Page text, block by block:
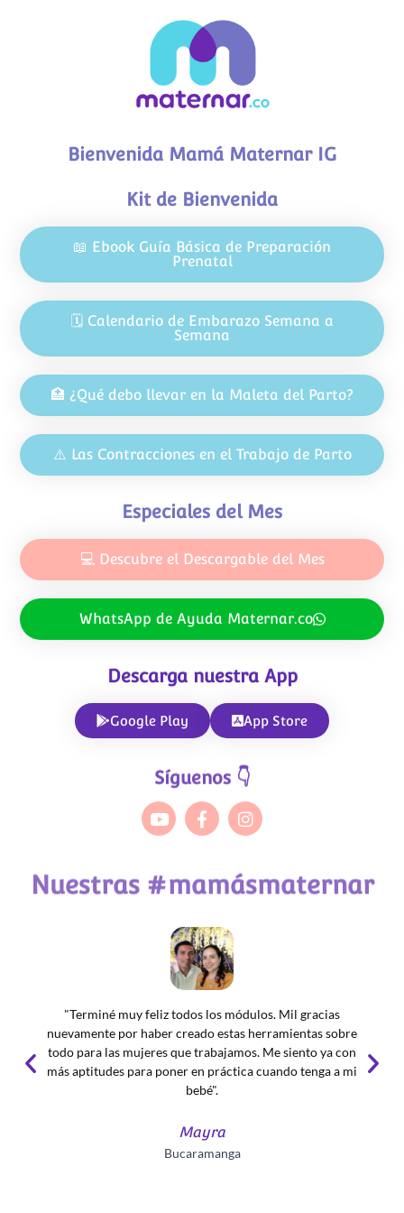
Bienvenida Mamá Maternar IG
Kit de Bienvenida
📖 Ebook Guía Básica de Preparación
Prenatal
🗓️ Calendario de Embarazo Semana a
Semana
🏥 ¿Qué debo llevar en la Maleta del Parto?
⚠️ Las Contracciones en el Trabajo de Parto
Especiales del Mes
💻 Descubre el Descargable del Mes
WhatsApp de Ayuda Maternar.co
Descarga nuestra App
Google Play App Store
Síguenos 👇
Nuestras #mamásmaternar
"Terminé muy feliz todos los módulos. Mil gracias
nuevamente por haber creado estas herramientas sobre
todo para las mujeres que trabajamos. Me siento ya con
más aptitudes para poner en práctica cuando tenga a mi
bebé".
Mayra
Bucaramanga